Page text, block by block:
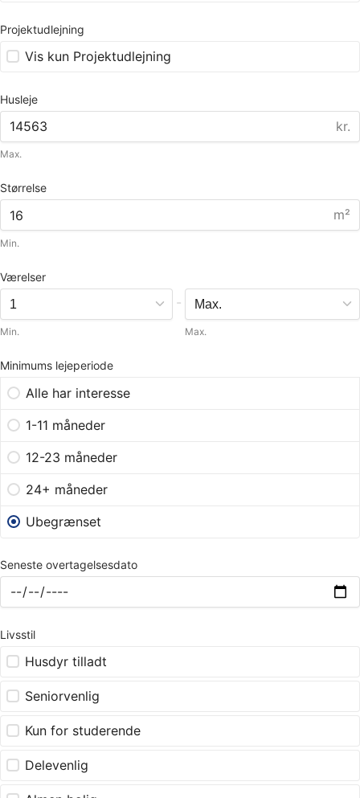
Projektudlejning
Vis kun Projektudlejning
Husleje
kr.
Max.
Størrelse
m²
Min.
Værelser
Min.
-
Max.
Minimums lejeperiode
Alle har interesse
1-11 måneder
12-23 måneder
24+ måneder
Ubegrænset
Seneste overtagelsesdato
Livsstil
Husdyr tilladt
Seniorvenlig
Kun for studerende
Delevenlig